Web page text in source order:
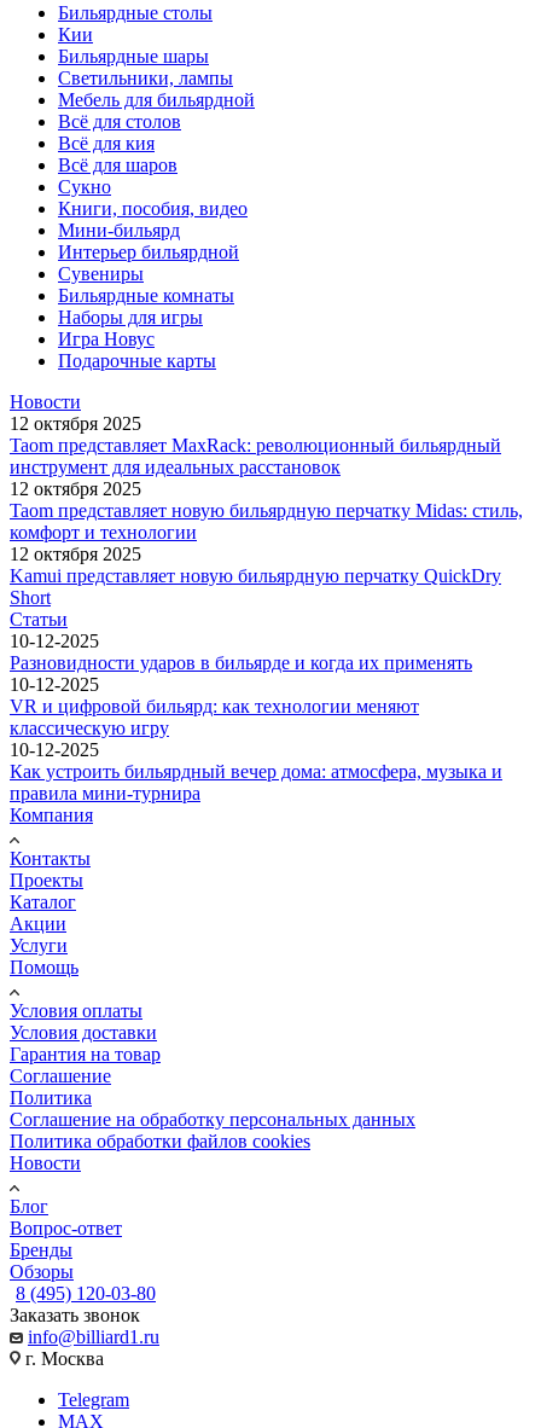
Бильярдные столы
Кии
Бильярдные шары
Светильники, лампы
Мебель для бильярдной
Всё для столов
Всё для кия
Всё для шаров
Сукно
Книги, пособия, видео
Мини-бильярд
Интерьер бильярдной
Сувениры
Бильярдные комнаты
Наборы для игры
Игра Новус
Подарочные карты
Новости
12 октября 2025
Taom представляет MaxRack: революционный бильярдный
инструмент для идеальных расстановок
12 октября 2025
Taom представляет новую бильярдную перчатку Midas: стиль,
комфорт и технологии
12 октября 2025
Kamui представляет новую бильярдную перчатку QuickDry
Short
Статьи
10-12-2025
Разновидности ударов в бильярде и когда их применять
10-12-2025
VR и цифровой бильярд: как технологии меняют
классическую игру
10-12-2025
Как устроить бильярдный вечер дома: атмосфера, музыка и
правила мини-турнира
Компания
Контакты
Проекты
Каталог
Акции
Услуги
Помощь
Условия оплаты
Условия доставки
Гарантия на товар
Соглашение
Политика
Соглашение на обработку персональных данных
Политика обработки файлов cookies
Новости
Блог
Вопрос-ответ
Бренды
Обзоры
8 (495) 120-03-80
Заказать звонок
info@billiard1.ru
г. Москва
Telegram
MAX